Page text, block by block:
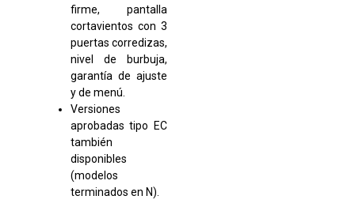
firme, pantalla
cortavientos con 3
puertas corredizas,
nivel de burbuja,
garantía de ajuste
y de menú.
Versiones
aprobadas tipo EC
también
disponibles
(modelos
terminados en N).